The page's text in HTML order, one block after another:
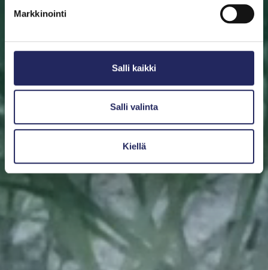
Markkinointi
Salli kaikki
Salli valinta
Kiellä